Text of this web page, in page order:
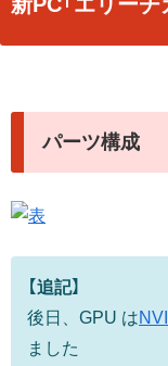
パーツ構成
【追記】
後日、GPU は
ました